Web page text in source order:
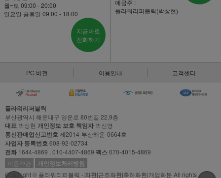
월~토 09:00 - 20:00
일요일·공휴일 09:00 - 18:00
지금바로
전화하기
예금주 :
플라워리퍼블릭(박상현)
PC 버전 이용안내 고객센터
플라워리퍼블릭
부산광역시 해운대구 양운로 80번길 22,9층
대표 박상현 개인정보 보호 책임자 박신영
통신판매업신고번호제2014-부산해운-0664호
사업자 등록번호608-92-02734
전화 1644-4869 , 010-4407-4869 팩스070-4015-4869
이용약관
개인정보처리방침
Copyright © 플라워리퍼블릭 -|화환|근조화환|축하화환|개업화분 All rights